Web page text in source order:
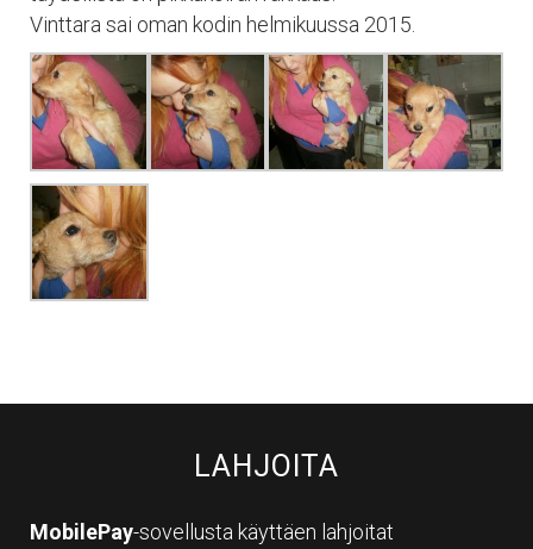
Vinttara sai oman kodin helmikuussa 2015.
LAHJOITA
MobilePay-sovellusta käyttäen lahjoitat